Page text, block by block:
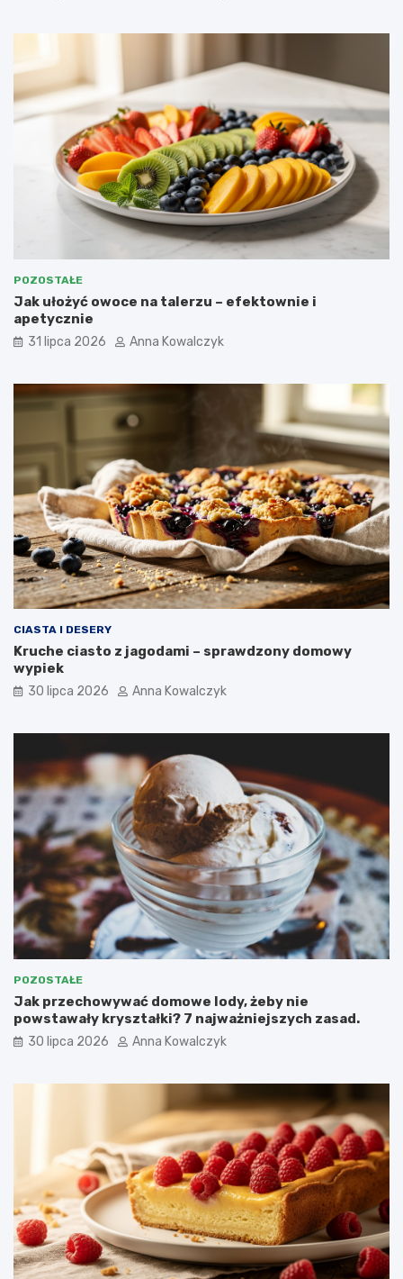
POZOSTAŁE
Jak ułożyć owoce na talerzu – efektownie i
apetycznie
31 lipca 2026 Anna Kowalczyk
CIASTA I DESERY
Kruche ciasto z jagodami – sprawdzony domowy
wypiek
30 lipca 2026 Anna Kowalczyk
POZOSTAŁE
Jak przechowywać domowe lody, żeby nie
powstawały kryształki? 7 najważniejszych zasad.
30 lipca 2026 Anna Kowalczyk